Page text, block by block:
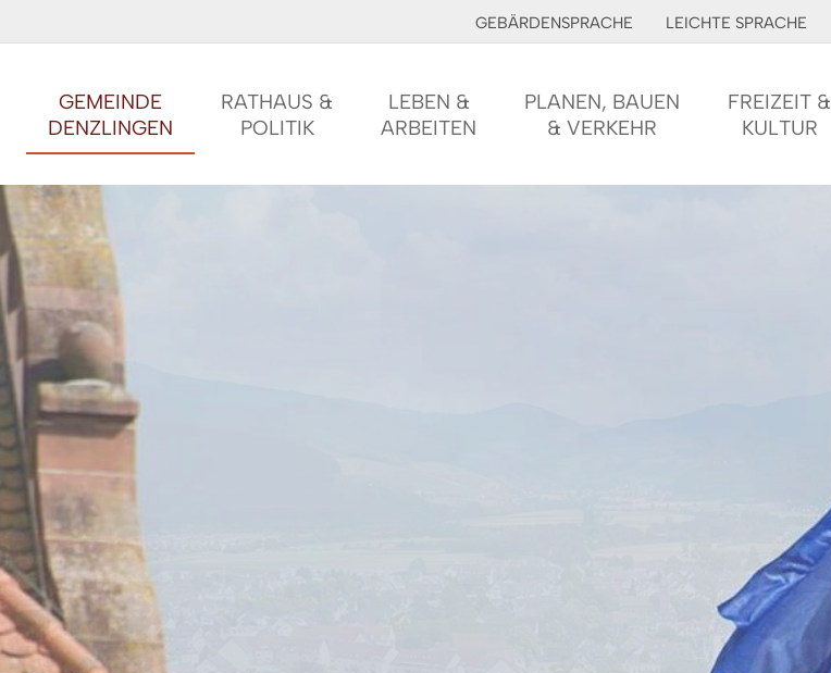
GEBÄRDENSPRACHE LEICHTE SPRACHE
GEMEINDE
DENZLINGEN
RATHAUS &
POLITIK
LEBEN &
ARBEITEN
PLANEN, BAUEN
& VERKEHR
FREIZEIT &
KULTUR